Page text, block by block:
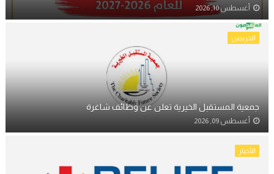
أغسطس 10, 2026
الخريجين
جمعية المستقبل الخيرية تعلن عن وظائف شاغرة
أغسطس 09, 2026
الأخبار